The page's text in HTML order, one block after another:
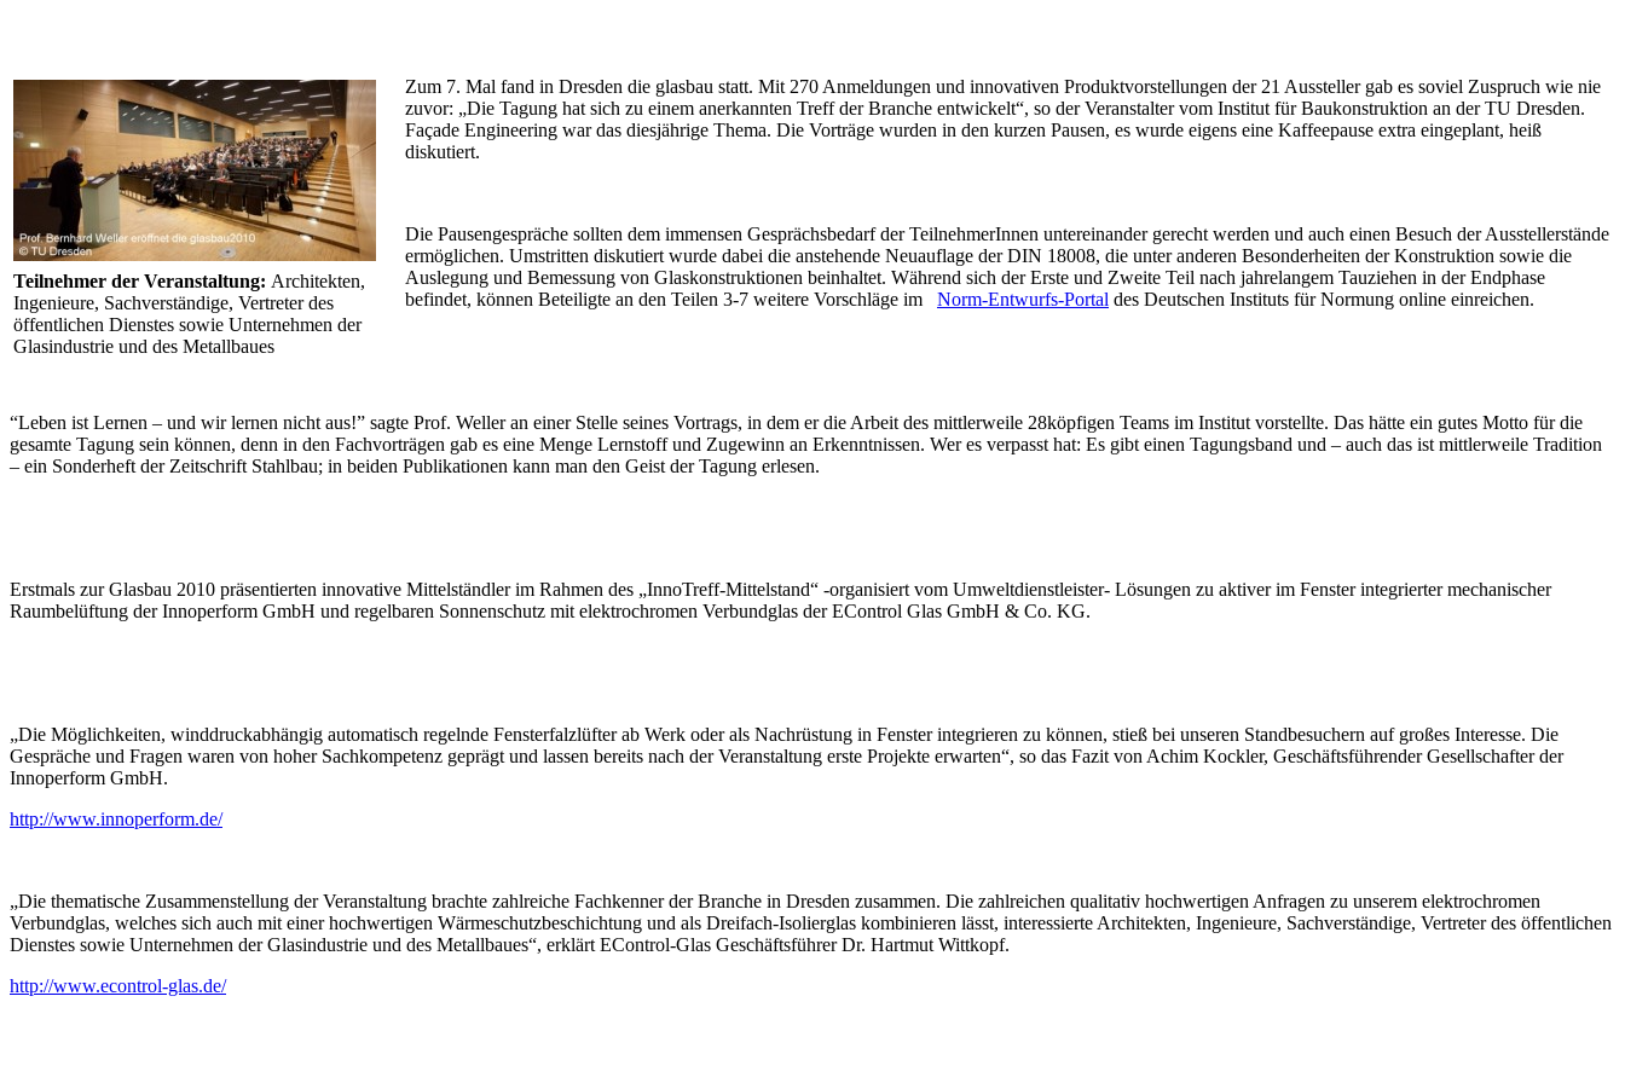
Teilnehmer der Veranstaltung: Architekten,
Ingenieure, Sachverständige, Vertreter des
öffentlichen Dienstes sowie Unternehmen der
Glasindustrie und des Metallbaues
Zum 7. Mal fand in Dresden die glasbau statt. Mit 270 Anmeldungen und innovativen Produktvorstellungen der 21 Aussteller gab es soviel Zuspruch wie nie
zuvor: „Die Tagung hat sich zu einem anerkannten Treff der Branche entwickelt“, so der Veranstalter vom Institut für Baukonstruktion an der TU Dresden.
Façade Engineering war das diesjährige Thema. Die Vorträge wurden in den kurzen Pausen, es wurde eigens eine Kaffeepause extra eingeplant, heiß
diskutiert.
Die Pausengespräche sollten dem immensen Gesprächsbedarf der TeilnehmerInnen untereinander gerecht werden und auch einen Besuch der Ausstellerstände
ermöglichen. Umstritten diskutiert wurde dabei die anstehende Neuauflage der DIN 18008, die unter anderen Besonderheiten der Konstruktion sowie die
Auslegung und Bemessung von Glaskonstruktionen beinhaltet. Während sich der Erste und Zweite Teil nach jahrelangem Tauziehen in der Endphase
befindet, können Beteiligte an den Teilen 3-7 weitere Vorschläge im Norm-Entwurfs-Portal des Deutschen Instituts für Normung online einreichen.
“Leben ist Lernen – und wir lernen nicht aus!” sagte Prof. Weller an einer Stelle seines Vortrags, in dem er die Arbeit des mittlerweile 28köpfigen Teams im Institut vorstellte. Das hätte ein gutes Motto für die
gesamte Tagung sein können, denn in den Fachvorträgen gab es eine Menge Lernstoff und Zugewinn an Erkenntnissen. Wer es verpasst hat: Es gibt einen Tagungsband und – auch das ist mittlerweile Tradition
– ein Sonderheft der Zeitschrift Stahlbau; in beiden Publikationen kann man den Geist der Tagung erlesen.
Erstmals zur Glasbau 2010 präsentierten innovative Mittelständler im Rahmen des „InnoTreff-Mittelstand“ -organisiert vom Umweltdienstleister- Lösungen zu aktiver im Fenster integrierter mechanischer
Raumbelüftung der Innoperform GmbH und regelbaren Sonnenschutz mit elektrochromen Verbundglas der EControl Glas GmbH & Co. KG.
„Die Möglichkeiten, winddruckabhängig automatisch regelnde Fensterfalzlüfter ab Werk oder als Nachrüstung in Fenster integrieren zu können, stieß bei unseren Standbesuchern auf großes Interesse. Die
Gespräche und Fragen waren von hoher Sachkompetenz geprägt und lassen bereits nach der Veranstaltung erste Projekte erwarten“, so das Fazit von Achim Kockler, Geschäftsführender Gesellschafter der
Innoperform GmbH.
http://www.innoperform.de/
„Die thematische Zusammenstellung der Veranstaltung brachte zahlreiche Fachkenner der Branche in Dresden zusammen. Die zahlreichen qualitativ hochwertigen Anfragen zu unserem elektrochromen
Verbundglas, welches sich auch mit einer hochwertigen Wärmeschutzbeschichtung und als Dreifach-Isolierglas kombinieren lässt, interessierte Architekten, Ingenieure, Sachverständige, Vertreter des öffentlichen
Dienstes sowie Unternehmen der Glasindustrie und des Metallbaues“, erklärt EControl-Glas Geschäftsführer Dr. Hartmut Wittkopf.
http://www.econtrol-glas.de/